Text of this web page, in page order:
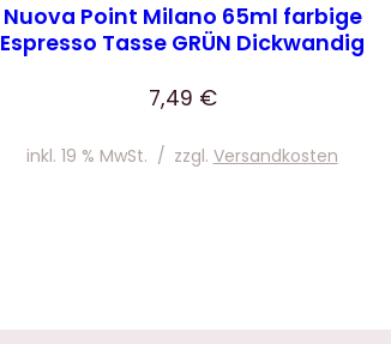
Nuova Point Milano 65ml farbige
Espresso Tasse GRÜN Dickwandig
7,49 €
inkl. 19 % MwSt. / zzgl. Versandkosten